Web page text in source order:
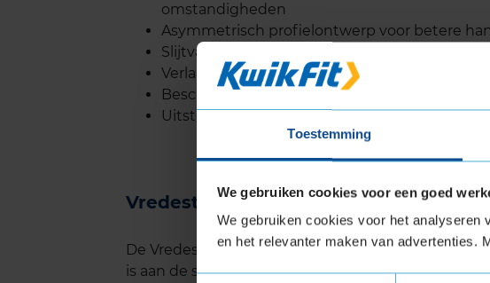
Toestemming
We gebruiken cookies voor een goed
We gebruiken cookies voor het analyseren
en het relevanter maken van advertenties.
omstandigheden
Asymmetrisch profielontwerp voor betere
Slijtvaste rubbersamenstelling voor een
Verlaagde rolweerstand voor verbeterd
Beschikbaar in verschillende maten voor
Uitstekende remprestaties, vooral op nat
Vredestein QUATRAC levensduur
De Vredestein QUATRAC staat bekend om zijn
is aan de slijtvaste materialen die in de band zijn